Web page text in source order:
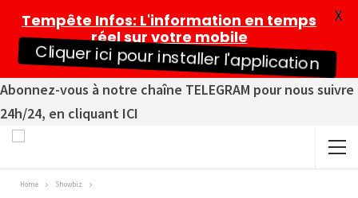
Abonnez-vous à notre chaîne TELEGRAM pour nous suivre
24h/24, en cliquant ICI
Home Showbiz
Tempête Infos: L'information en temps
réel sur votre mobile
Cliquer ici pour installer l'application
X